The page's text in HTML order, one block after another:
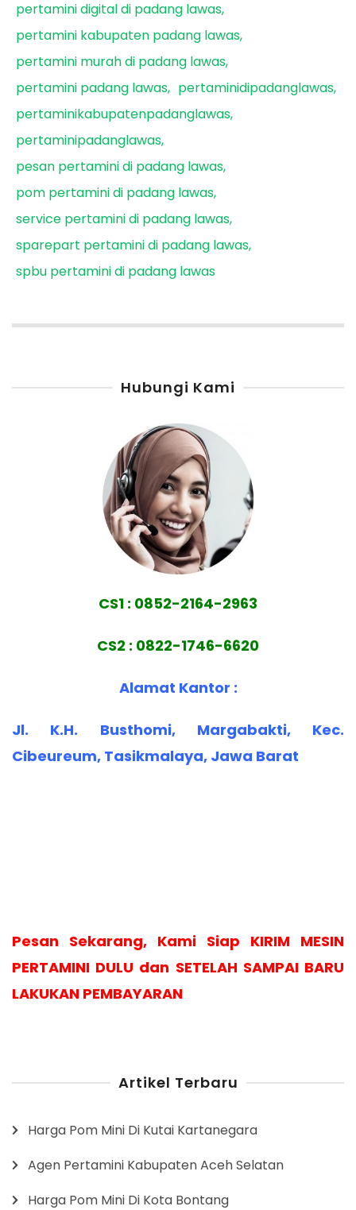
pertamini digital di padang lawas
pertamini kabupaten padang lawas
pertamini murah di padang lawas
pertamini padang lawas
pertaminidipadanglawas
pertaminikabupatenpadanglawas
pertaminipadanglawas
pesan pertamini di padang lawas
pom pertamini di padang lawas
service pertamini di padang lawas
sparepart pertamini di padang lawas
spbu pertamini di padang lawas
Hubungi Kami
CS1 : 0852-2164-2963
CS2 : 0822-1746-6620
Alamat Kantor :
Jl. K.H. Busthomi, Margabakti, Kec.
Cibeureum, Tasikmalaya, Jawa Barat
Pesan Sekarang, Kami Siap KIRIM MESIN
PERTAMINI DULU dan SETELAH SAMPAI BARU
LAKUKAN PEMBAYARAN
Artikel Terbaru
Harga Pom Mini Di Kutai Kartanegara
Agen Pertamini Kabupaten Aceh Selatan
Harga Pom Mini Di Kota Bontang